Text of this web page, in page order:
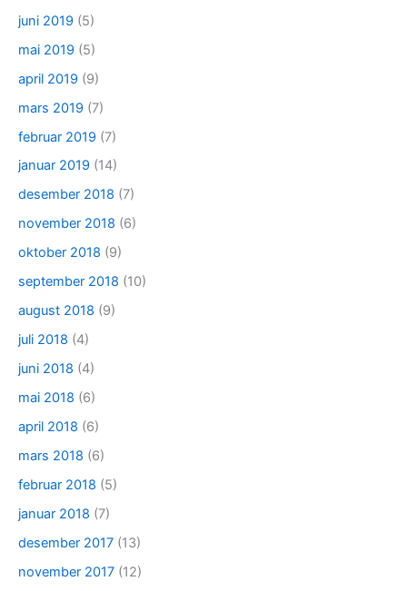
juni 2019 (5)
mai 2019 (5)
april 2019 (9)
mars 2019 (7)
februar 2019 (7)
januar 2019 (14)
desember 2018 (7)
november 2018 (6)
oktober 2018 (9)
september 2018 (10)
august 2018 (9)
juli 2018 (4)
juni 2018 (4)
mai 2018 (6)
april 2018 (6)
mars 2018 (6)
februar 2018 (5)
januar 2018 (7)
desember 2017 (13)
november 2017 (12)